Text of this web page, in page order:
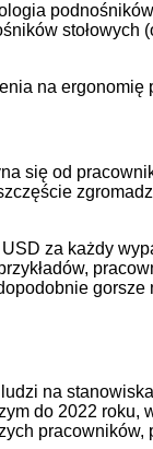
stołowych
na ergonomię
się od
za każdy
gorsze
na
do 2022